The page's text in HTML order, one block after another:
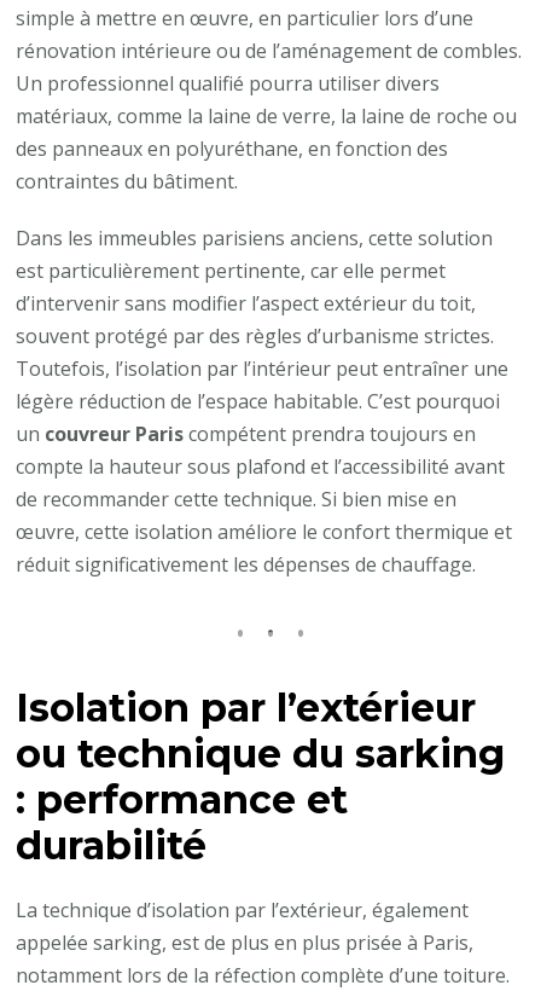
simple à mettre en œuvre, en particulier lors d’une
rénovation intérieure ou de l’aménagement de combles.
Un professionnel qualifié pourra utiliser divers
matériaux, comme la laine de verre, la laine de roche ou
des panneaux en polyuréthane, en fonction des
contraintes du bâtiment.
Dans les immeubles parisiens anciens, cette solution
est particulièrement pertinente, car elle permet
d’intervenir sans modifier l’aspect extérieur du toit,
souvent protégé par des règles d’urbanisme strictes.
Toutefois, l’isolation par l’intérieur peut entraîner une
légère réduction de l’espace habitable. C’est pourquoi
un couvreur Pariscompétent prendra toujours en
compte la hauteur sous plafond et l’accessibilité avant
de recommander cette technique. Si bien mise en
œuvre, cette isolation améliore le confort thermique et
réduit significativement les dépenses de chauffage.
Isolation par l’extérieur
ou technique du sarking
: performance et
durabilité
La technique d’isolation par l’extérieur, également
appelée sarking, est de plus en plus prisée à Paris,
notamment lors de la réfection complète d’une toiture.